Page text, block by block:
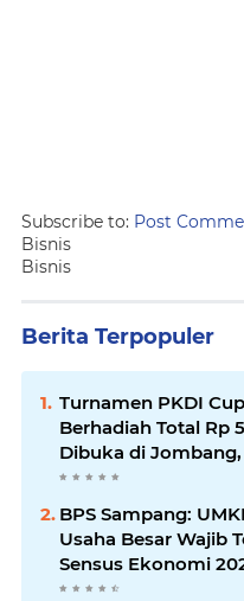
Subscribe to: Post
Bisnis
Bisnis
Berita Terpopuler
Turnamen PKDI
Berhadiah Total Rp
Dibuka di Jombang,
Jatim Syaifullah
Komunikasi Antar-
Memajukan Desa
BPS Sampang:
Usaha Besar Wajib
Sensus Ekonomi
Kebijakan Tepat